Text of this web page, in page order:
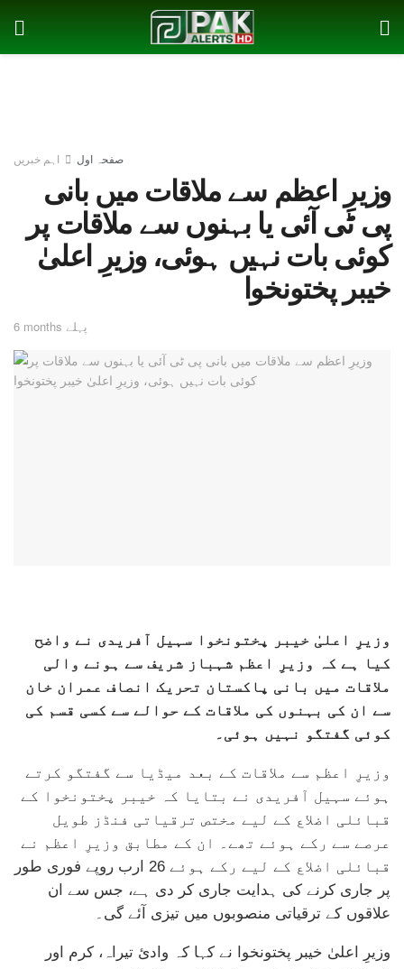
صفحہ اول اہم خبریں
وزیرِ اعظم سے ملاقات میں بانی
پی ٹی آئی یا بہنوں سے ملاقات پر
کوئی بات نہیں ہوئی، وزیرِ اعلیٰ
خیبر پختونخوا
6 months پہلے
وزیرِ اعلیٰ خیبر پختونخوا سہیل آفریدی نے واضح
کیا ہے کہ وزیرِ اعظم شہباز شریف سے ہونے والی
ملاقات میں بانی پاکستان تحریک انصاف عمران خان
سے ان کی بہنوں کی ملاقات کے حوالے سے کسی قسم کی
کوئی گفتگو نہیں ہوئی۔
وزیرِ اعظم سے ملاقات کے بعد میڈیا سے گفتگو کرتے
ہوئے سہیل آفریدی نے بتایا کہ خیبر پختونخوا کے
قبائلی اضلاع کے لیے مختص ترقیاتی فنڈز طویل
عرصے سے رکے ہوئے تھے۔ ان کے مطابق وزیرِ اعظم نے
قبائلی اضلاع کے لیے رکے ہوئے 26 ارب روپے فوری طور
پر جاری کرنے کی ہدایت جاری کر دی ہے، جس سے ان
علاقوں کے ترقیاتی منصوبوں میں تیزی آئے گی۔
وزیرِ اعلیٰ خیبر پختونخوا نے کہا کہ وادیٔ تیراہ، کرم اور